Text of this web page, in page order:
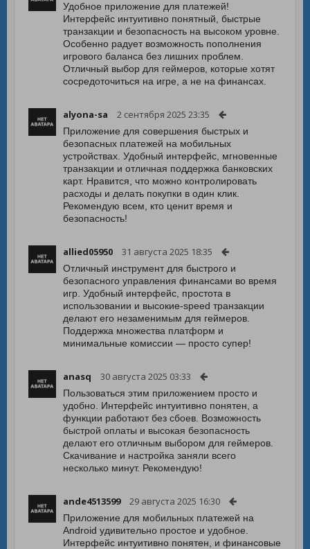
Удобное приложение для платежей!
Интерфейс интуитивно понятный, быстрые
транзакции и безопасность на высоком уровне.
Особенно радует возможность пополнения
игрового баланса без лишних проблем.
Отличный выбор для геймеров, которые хотят
сосредоточиться на игре, а не на финансах.
alyona-sa 2 сентября 2025 23:35
Приложение для совершения быстрых и
безопасных платежей на мобильных
устройствах. Удобный интерфейс, мгновенные
транзакции и отличная поддержка банковских
карт. Нравится, что можно контролировать
расходы и делать покупки в один клик.
Рекомендую всем, кто ценит время и
безопасность!
allied05950 31 августа 2025 18:35
Отличный инструмент для быстрого и
безопасного управления финансами во время
игр. Удобный интерфейс, простота в
использовании и высокие-speed транзакции
делают его незаменимым для геймеров.
Поддержка множества платформ и
минимальные комиссии — просто супер!
anasq 30 августа 2025 03:33
Пользоваться этим приложением просто и
удобно. Интерфейс интуитивно понятен, а
функции работают без сбоев. Возможность
быстрой оплаты и высокая безопасность
делают его отличным выбором для геймеров.
Скачивание и настройка заняли всего
несколько минут. Рекомендую!
ande4513599 29 августа 2025 16:30
Приложение для мобильных платежей на
Android удивительно простое и удобное.
Интерфейс интуитивно понятен, и финансовые